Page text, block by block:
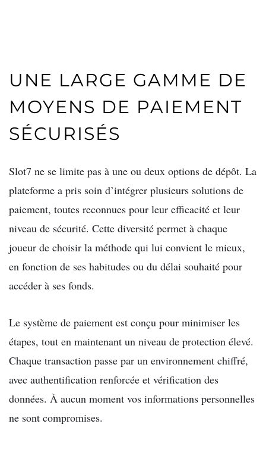
UNE LARGE GAMME DE
MOYENS DE PAIEMENT
SÉCURISÉS
Slot7 ne se limite pas à une ou deux options de dépôt. La
plateforme a pris soin d’intégrer plusieurs solutions de
paiement, toutes reconnues pour leur efficacité et leur
niveau de sécurité. Cette diversité permet à chaque
joueur de choisir la méthode qui lui convient le mieux,
en fonction de ses habitudes ou du délai souhaité pour
accéder à ses fonds.
Le système de paiement est conçu pour minimiser les
étapes, tout en maintenant un niveau de protection élevé.
Chaque transaction passe par un environnement chiffré,
avec authentification renforcée et vérification des
données. À aucun moment vos informations personnelles
ne sont compromises.